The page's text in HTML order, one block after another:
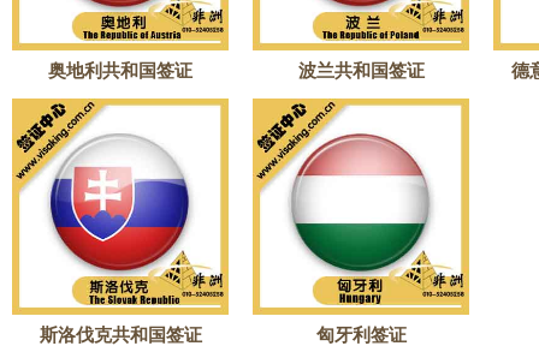
奥地利共和国签证 波兰共和国签证 德
斯洛伐克共和国签证 匈牙利签证